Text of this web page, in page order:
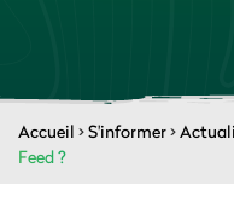
Accueil >S'informer>
Feed ?